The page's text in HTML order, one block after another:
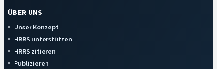
ÜBER UNS
Unser Konzept
HRRS unterstützen
HRRS zitieren
Publizieren